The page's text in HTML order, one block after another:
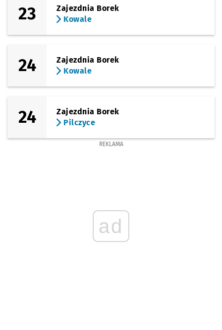
23
Zajezdnia Borek
Kowale
24
Zajezdnia Borek
Kowale
24
Zajezdnia Borek
Pilczyce
REKLAMA
ad